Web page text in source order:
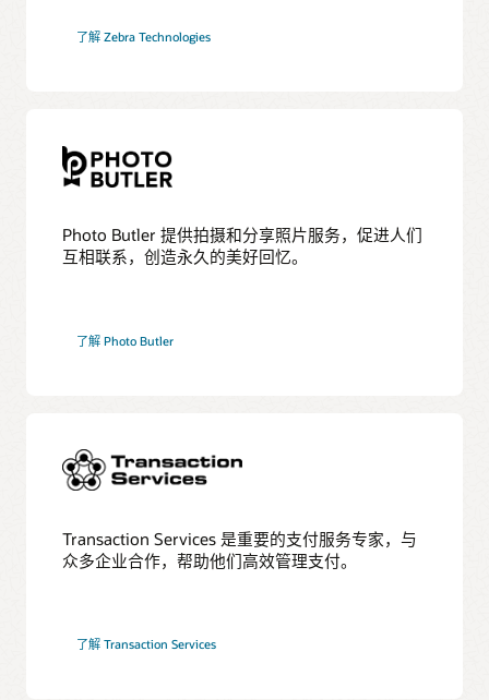
了解 Zebra Technologies
Photo Butler 提供拍摄和分享照片服务，促进人们
互相联系，创造永久的美好回忆。
了解 Photo Butler
Transaction Services 是重要的支付服务专家，与
众多企业合作，帮助他们高效管理支付。
了解 Transaction Services